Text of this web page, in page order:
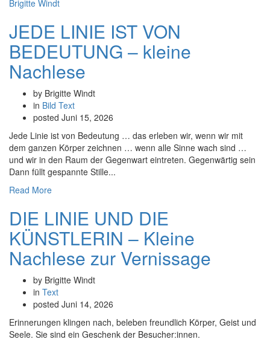
JEDE LINIE IST VON
BEDEUTUNG – kleine
Nachlese
by Brigitte Windt
in Bild Text
posted Juni 15, 2026
Jede Linie ist von Bedeutung … das erleben wir, wenn wir mit
dem ganzen Körper zeichnen … wenn alle Sinne wach sind …
und wir in den Raum der Gegenwart eintreten. Gegenwärtig sein
Dann füllt gespannte Stille...
Read More
DIE LINIE UND DIE
KÜNSTLERIN – Kleine
Nachlese zur Vernissage
by Brigitte Windt
in Text
posted Juni 14, 2026
Erinnerungen klingen nach, beleben freundlich Körper, Geist und
Seele. Sie sind ein Geschenk der Besucher:innen.